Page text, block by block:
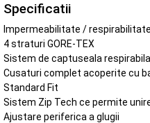
Specificatii
Impermeabilitate /
4 straturi GORE-TEX
Sistem de captuseala
Cusaturi complet acoperite cu
Standard Fit
Sistem Zip Tech ce permite
Ajustare periferica a glugii